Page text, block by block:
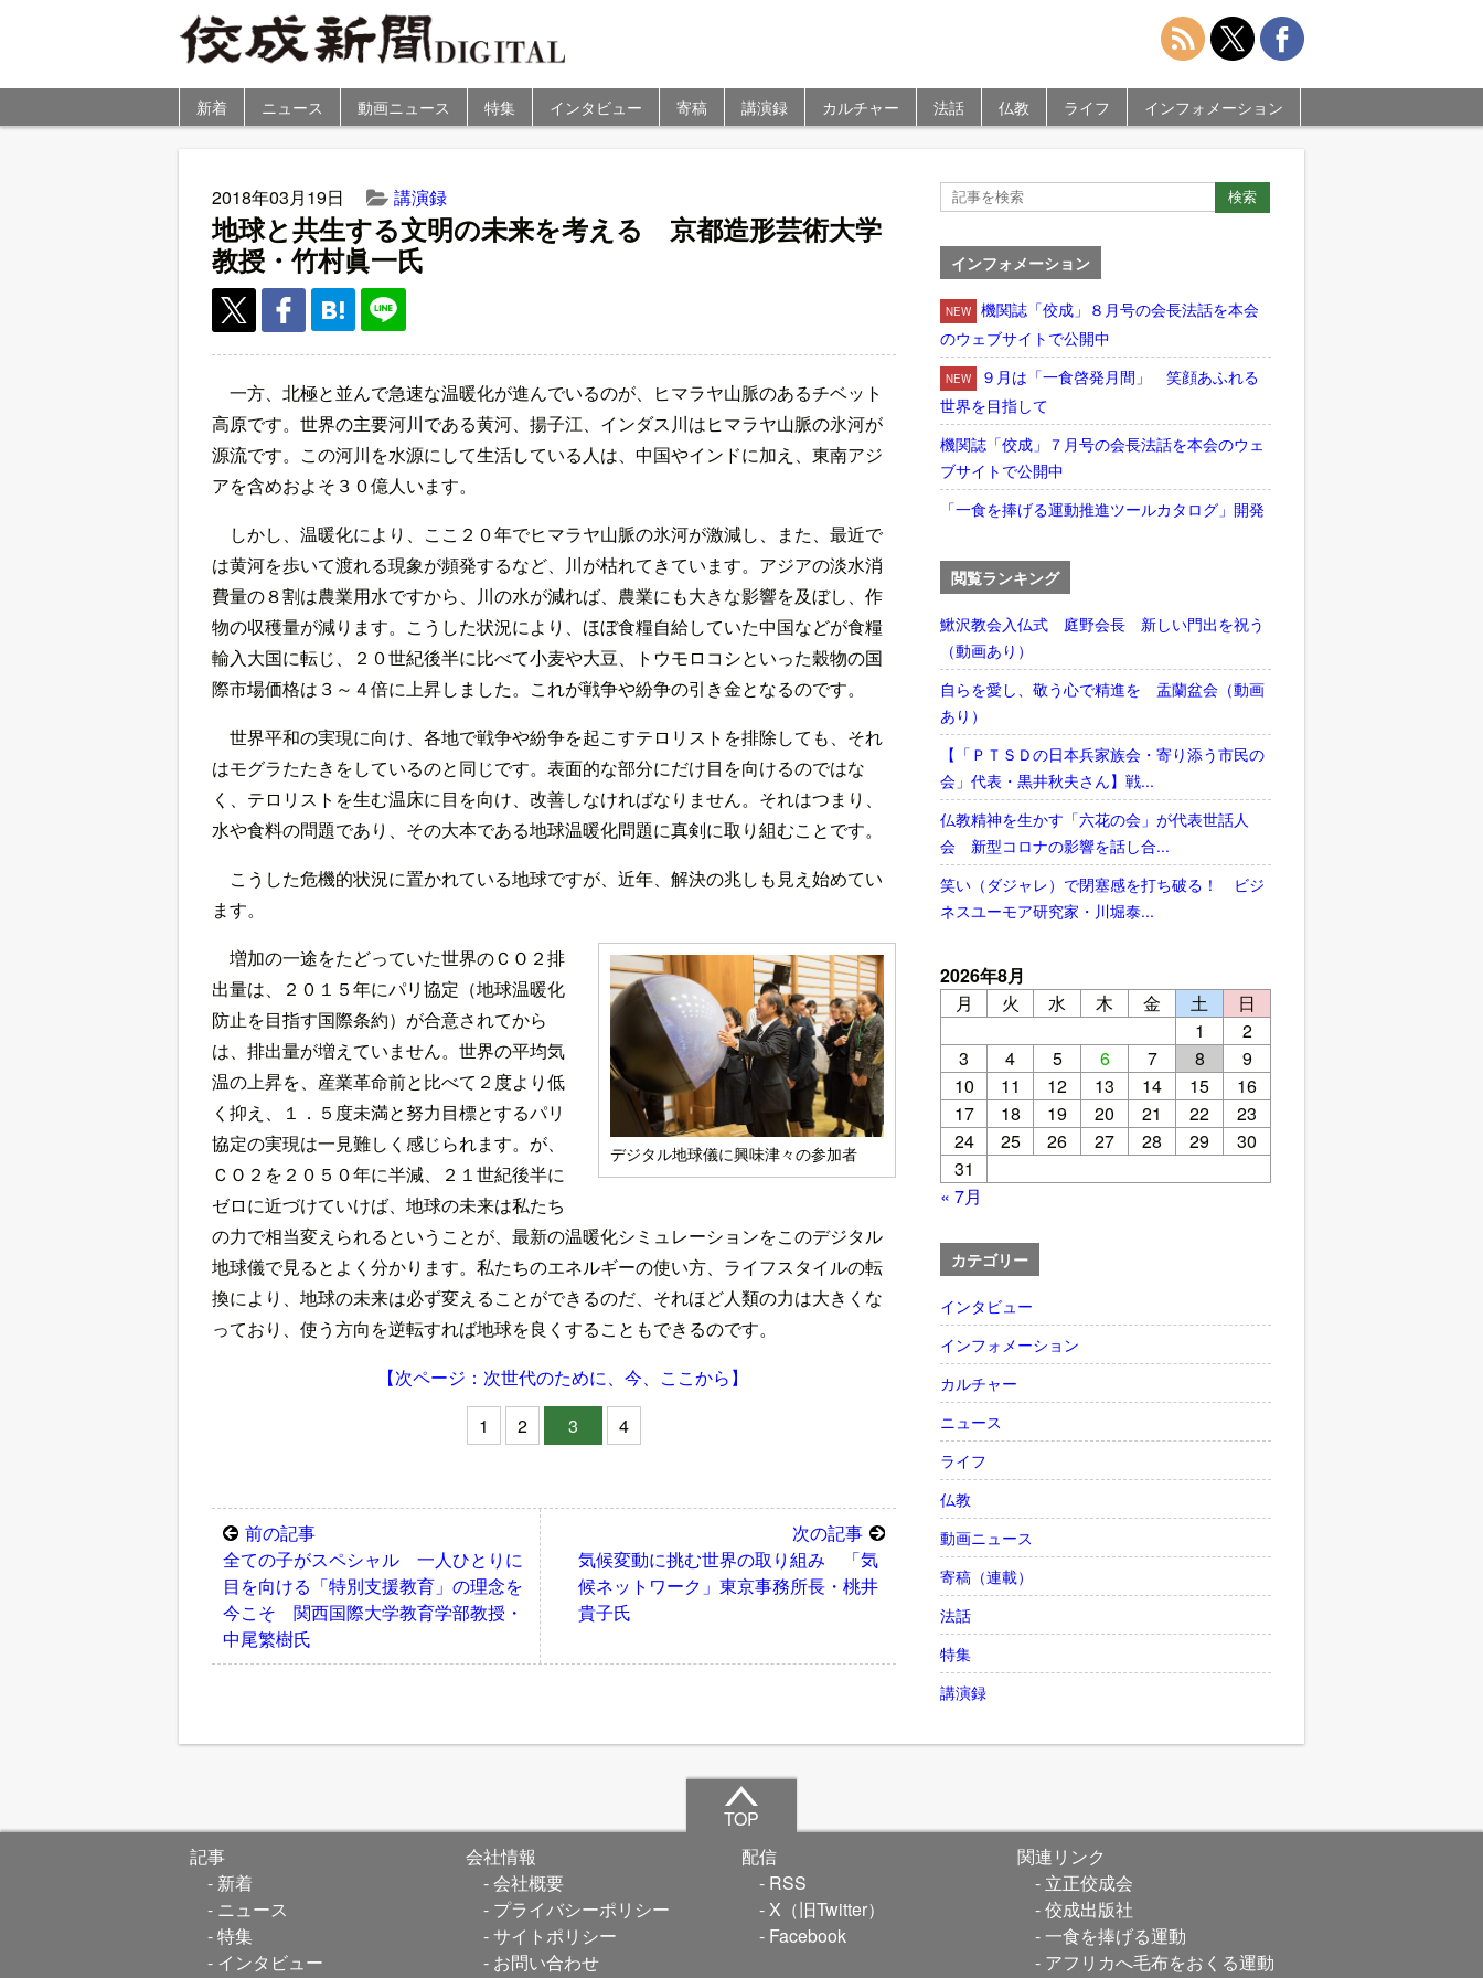
新着 ニュース 動画ニュース 特集 インタビュー 寄稿 講演録 カルチャー 法話 仏教 ライフ インフォメーション
2018年03月19日 講演録
地球と共生する文明の未来を考える 京都造形芸術大学
教授・竹村眞一氏
一方、北極と並んで急速な温暖化が進んでいるのが、ヒマラヤ山脈のあるチベット
高原です。世界の主要河川である黄河、揚子江、インダス川はヒマラヤ山脈の氷河が
源流です。この河川を水源にして生活している人は、中国やインドに加え、東南アジ
アを含めおよそ３０億人います。
しかし、温暖化により、ここ２０年でヒマラヤ山脈の氷河が激減し、また、最近で
は黄河を歩いて渡れる現象が頻発するなど、川が枯れてきています。アジアの淡水消
費量の８割は農業用水ですから、川の水が減れば、農業にも大きな影響を及ぼし、作
物の収穫量が減ります。こうした状況により、ほぼ食糧自給していた中国などが食糧
輸入大国に転じ、２０世紀後半に比べて小麦や大豆、トウモロコシといった穀物の国
際市場価格は３～４倍に上昇しました。これが戦争や紛争の引き金となるのです。
世界平和の実現に向け、各地で戦争や紛争を起こすテロリストを排除しても、それ
はモグラたたきをしているのと同じです。表面的な部分にだけ目を向けるのではな
く、テロリストを生む温床に目を向け、改善しなければなりません。それはつまり、
水や食料の問題であり、その大本である地球温暖化問題に真剣に取り組むことです。
こうした危機的状況に置かれている地球ですが、近年、解決の兆しも見え始めてい
ます。
デジタル地球儀に興味津々の参加者
増加の一途をたどっていた世界のＣＯ２排
出量は、２０１５年にパリ協定（地球温暖化
防止を目指す国際条約）が合意されてから
は、排出量が増えていません。世界の平均気
温の上昇を、産業革命前と比べて２度より低
く抑え、１．５度未満と努力目標とするパリ
協定の実現は一見難しく感じられます。が、
ＣＯ２を２０５０年に半減、２１世紀後半に
ゼロに近づけていけば、地球の未来は私たち
の力で相当変えられるということが、最新の温暖化シミュレーションをこのデジタル
地球儀で見るとよく分かります。私たちのエネルギーの使い方、ライフスタイルの転
換により、地球の未来は必ず変えることができるのだ、それほど人類の力は大きくな
っており、使う方向を逆転すれば地球を良くすることもできるのです。
【次ページ：次世代のために、今、ここから】
1
2 3 4
前の記事
全ての子がスペシャル 一人ひとりに
目を向ける「特別支援教育」の理念を
今こそ 関西国際大学教育学部教授・
中尾繁樹氏
次の記事
気候変動に挑む世界の取り組み 「気
候ネットワーク」東京事務所長・桃井
貴子氏
インフォメーション
NEW
機関誌「佼成」８月号の会長法話を本会
のウェブサイトで公開中
NEW
９月は「一食啓発月間」 笑顔あふれる
世界を目指して
機関誌「佼成」７月号の会長法話を本会のウェ
ブサイトで公開中
「一食を捧げる運動推進ツールカタログ」開発
閲覧ランキング
鰍沢教会入仏式 庭野会長 新しい門出を祝う
（動画あり）
自らを愛し、敬う心で精進を 盂蘭盆会（動画
あり）
【「ＰＴＳＤの日本兵家族会・寄り添う市民の
会」代表・黒井秋夫さん】戦...
仏教精神を生かす「六花の会」が代表世話人
会 新型コロナの影響を話し合...
笑い（ダジャレ）で閉塞感を打ち破る！ ビジ
ネスユーモア研究家・川堀泰...
2026年8月
月
火 水 木 金 土
日
1
2
3
4 5 6 7 8
9
10
11 12 13 14 15
16
17
18 19 20 21 22
23
24
25 26 27 28 29
30
31
« 7月
カテゴリー
インタビュー
インフォメーション
カルチャー
ニュース
ライフ
仏教
動画ニュース
寄稿（連載）
法話
特集
講演録
TOP
記事
新着
ニュース
特集
インタビュー
会社情報
会社概要
プライバシーポリシー
サイトポリシー
お問い合わせ
配信
RSS
X（旧Twitter）
Facebook
関連リンク
立正佼成会
佼成出版社
一食を捧げる運動
アフリカへ毛布をおくる運動